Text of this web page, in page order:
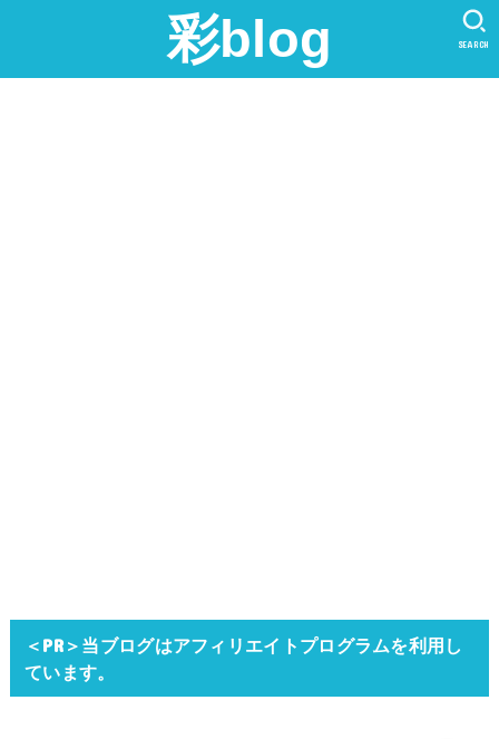
彩blog SEARCH
＜PR＞当ブログはアフィリエイトプログラムを利用し
ています。